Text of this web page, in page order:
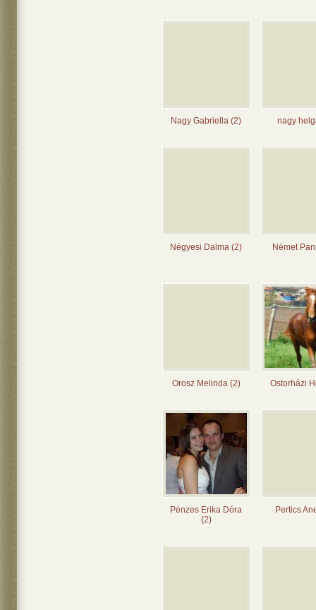
Nagy Gabriella (2) nagy
Négyesi Dalma (2) Német
Orosz Melinda (2) Ostorházi
Pénzes Erika Dóra
(2)
Pertics